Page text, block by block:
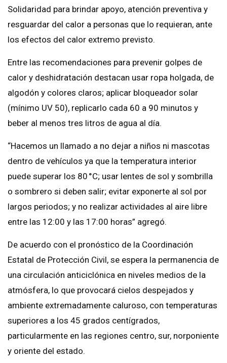
Solidaridad para brindar apoyo, atención preventiva y
resguardar del calor a personas que lo requieran, ante
los efectos del calor extremo previsto.
Entre las recomendaciones para prevenir golpes de
calor y deshidratación destacan usar ropa holgada, de
algodón y colores claros; aplicar bloqueador solar
(mínimo UV 50), replicarlo cada 60 a 90 minutos y
beber al menos tres litros de agua al día.
“Hacemos un llamado a no dejar a niños ni mascotas
dentro de vehículos ya que la temperatura interior
puede superar los 80 °C; usar lentes de sol y sombrilla
o sombrero si deben salir; evitar exponerte al sol por
largos periodos; y no realizar actividades al aire libre
entre las 12:00 y las 17:00 horas” agregó.
De acuerdo con el pronóstico de la Coordinación
Estatal de Protección Civil, se espera la permanencia de
una circulación anticiclónica en niveles medios de la
atmósfera, lo que provocará cielos despejados y
ambiente extremadamente caluroso, con temperaturas
superiores a los 45 grados centígrados,
particularmente en las regiones centro, sur, norponiente
y oriente del estado.